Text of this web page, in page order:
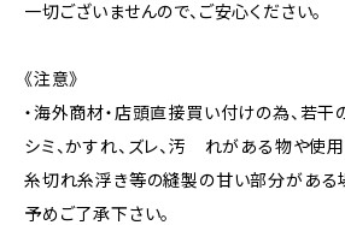
一切ございませんので、ご安心ください。
《注意》
・海外商材・店頭直接買い付けの為、若干の
シミ、かすれ、ズレ、汚 れがある物や使
糸切れ糸浮き等の縫製の甘い部分があ
予めご了承下さい。